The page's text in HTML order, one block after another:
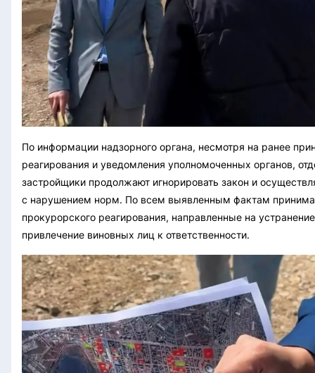
По информации надзорного органа, несмотря на ранее
реагирования и уведомления уполномоченных органов,
застройщики продолжают игнорировать закон и
с нарушением норм. По всем выявленным фактам
прокурорского реагирования, направленные на
привлечение виновных лиц к ответственности.